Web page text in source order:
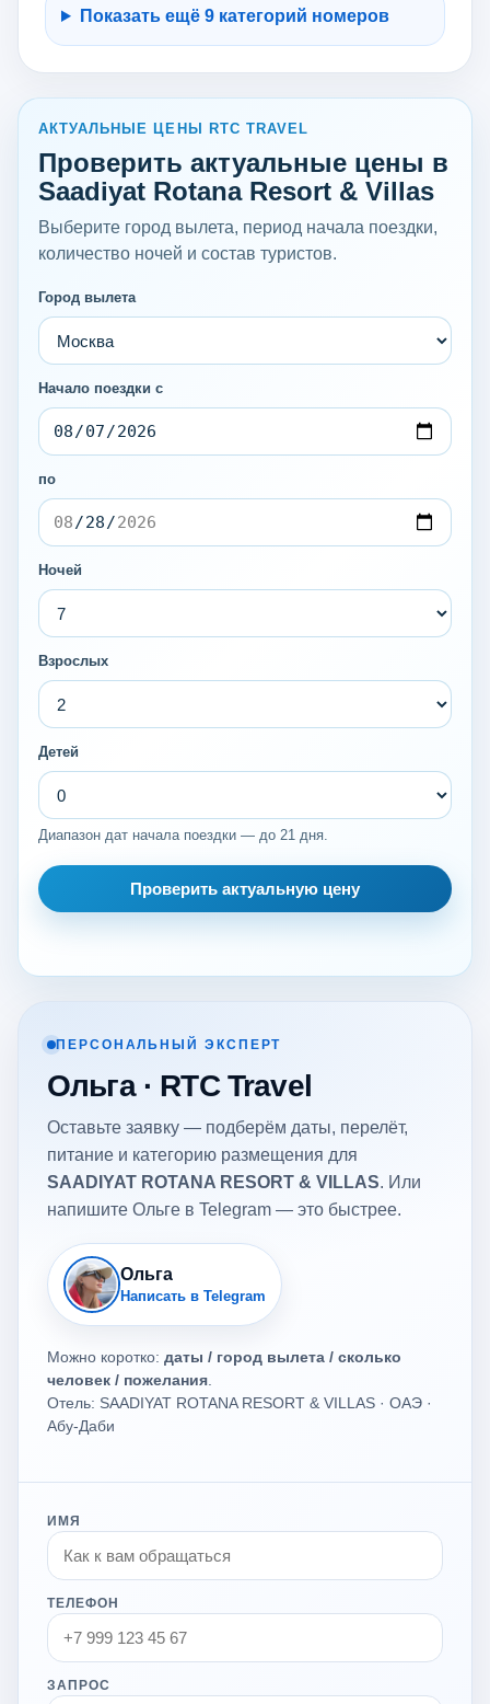
Показать ещё 9 категорий номеров
АКТУАЛЬНЫЕ ЦЕНЫ RTC TRAVEL
Проверить актуальные цены в
Saadiyat Rotana Resort & Villas
Выберите город вылета, период начала поездки,
количество ночей и состав туристов.
Город вылета
Начало поездки с
по
Ночей
Взрослых
Детей
Диапазон дат начала поездки — до 21 дня.
Проверить актуальную цену
ПЕРСОНАЛЬНЫЙ ЭКСПЕРТ
Ольга · RTC Travel
Оставьте заявку — подберём даты, перелёт,
питание и категорию размещения для
SAADIYAT ROTANA RESORT & VILLAS. Или
напишите Ольге в Telegram — это быстрее.
Ольга
Написать в Telegram
Можно коротко: даты / город вылета / сколько
человек / пожелания
Отель: SAADIYAT ROTANA RESORT & VILLAS · ОАЭ ·
Абу-Даби
ИМЯ
ТЕЛЕФОН
ЗАПРОС